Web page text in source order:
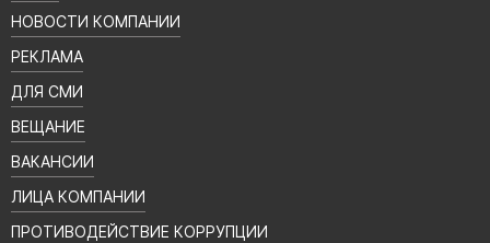
НОВОСТИ КОМПАНИИ
РЕКЛАМА
ДЛЯ СМИ
ВЕЩАНИЕ
ВАКАНСИИ
ЛИЦА КОМПАНИИ
ПРОТИВОДЕЙСТВИЕ КОРРУПЦИИ